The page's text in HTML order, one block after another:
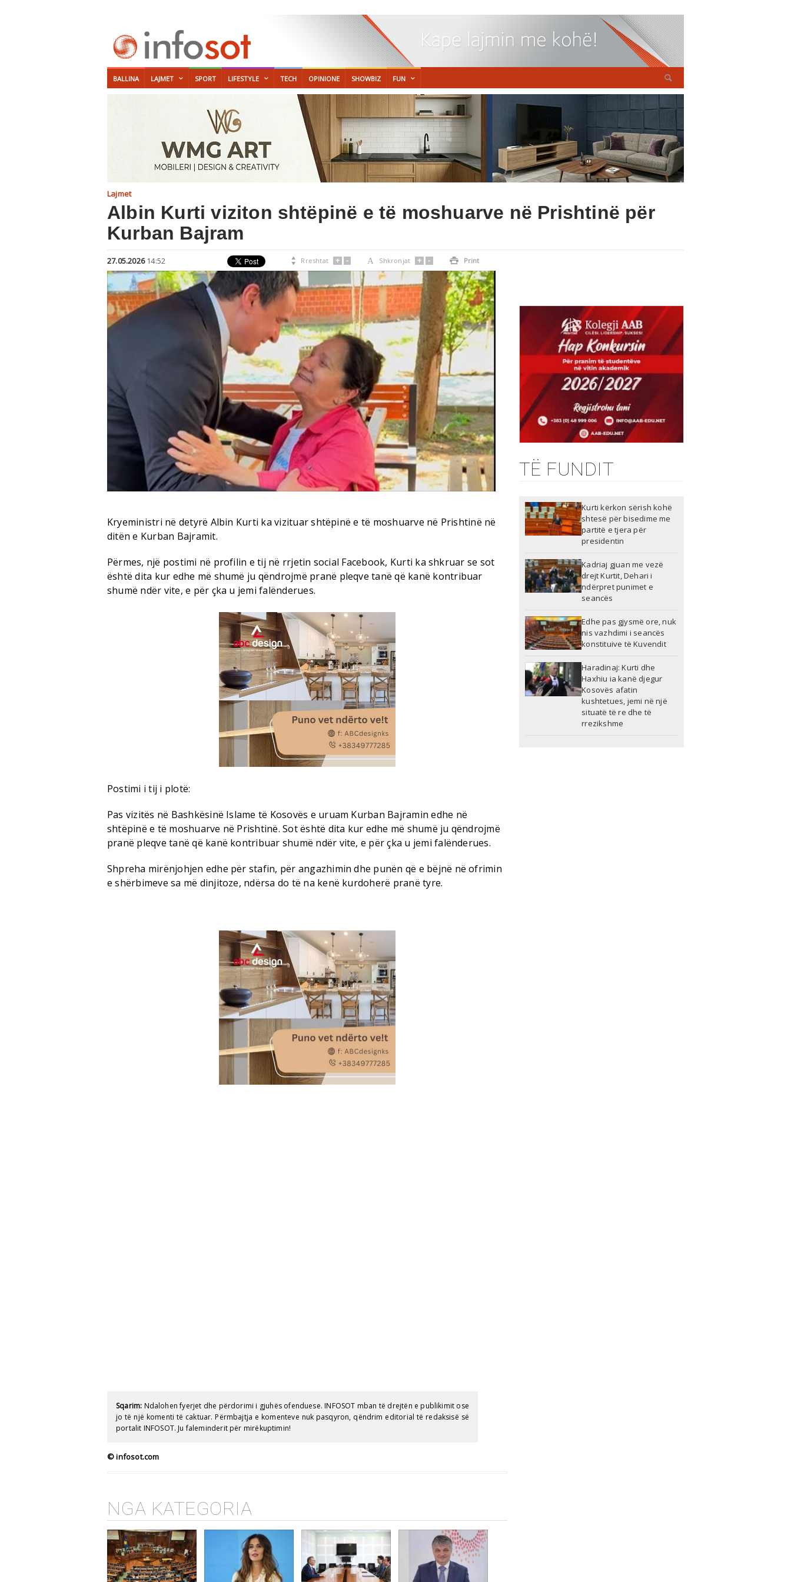
BALLINA LAJMET SPORT LIFESTYLE TECH OPINIONE SHOWBIZ FUN
Lajmet
Albin Kurti viziton shtëpinë e të moshuarve në Prishtinë për
Kurban Bajram
27.05.2026 14:52  Rreshtat + - A Shkronjat + -  Print
Kryeministri në detyrë Albin Kurti ka vizituar shtëpinë e të moshuarve në Prishtinë në
ditën e Kurban Bajramit.
Përmes, një postimi në profilin e tij në rrjetin social Facebook, Kurti ka shkruar se sot
është dita kur edhe më shumë ju qëndrojmë pranë pleqve tanë që kanë kontribuar
shumë ndër vite, e për çka u jemi falënderues.
Postimi i tij i plotë:
Pas vizitës në Bashkësinë Islame të Kosovës e uruam Kurban Bajramin edhe në
shtëpinë e të moshuarve në Prishtinë. Sot është dita kur edhe më shumë ju qëndrojmë
pranë pleqve tanë që kanë kontribuar shumë ndër vite, e për çka u jemi falënderues.
Shpreha mirënjohjen edhe për stafin, për angazhimin dhe punën që e bëjnë në ofrimin
e shërbimeve sa më dinjitoze, ndërsa do të na kenë kurdoherë pranë tyre.
Sqarim: Ndalohen fyerjet dhe përdorimi i gjuhës ofenduese. INFOSOT mban të drejtën e publikimit ose
jo të një komenti të caktuar. Përmbajtja e komenteve nuk pasqyron, qëndrim editorial të redaksisë së
portalit INFOSOT. Ju faleminderit për mirëkuptimin!
© infosot.com
NGA KATEGORIA
TË FUNDIT
Kurti kërkon sërish kohë
shtesë për bisedime me
partitë e tjera për
presidentin
Kadriaj gjuan me vezë
drejt Kurtit, Dehari i
ndërpret punimet e
seancës
Edhe pas gjysmë ore, nuk
nis vazhdimi i seancës
konstituive të Kuvendit
Haradinaj: Kurti dhe
Haxhiu ia kanë djegur
Kosovës afatin
kushtetues, jemi në një
situatë të re dhe të
rrezikshme